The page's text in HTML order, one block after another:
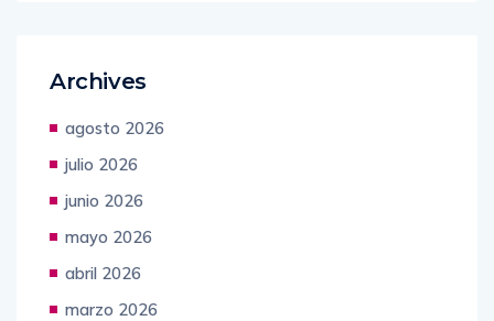
Archives
agosto 2026
julio 2026
junio 2026
mayo 2026
abril 2026
marzo 2026